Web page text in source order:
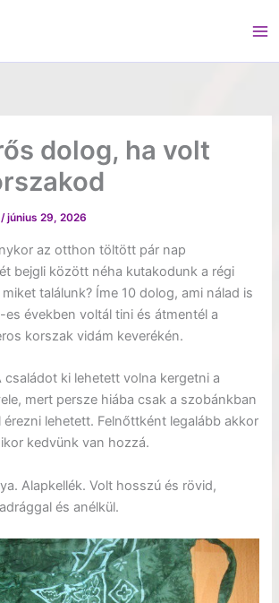
dolog, ha volt
/június 29, 2026
az otthon töltött pár nap
bejgli között néha kutakodunk a régi
találunk? Íme 10 dolog, ami nálad is
években voltál tini és átmentél a
korszak vidám keverékén.
családot ki lehetett volna kergetni a
mert persze hiába csak a szobánkban
lehetett. Felnőttként legalább akkor
kedvünk van hozzá.
Alapkellék. Volt hosszú és rövid,
és anélkül.